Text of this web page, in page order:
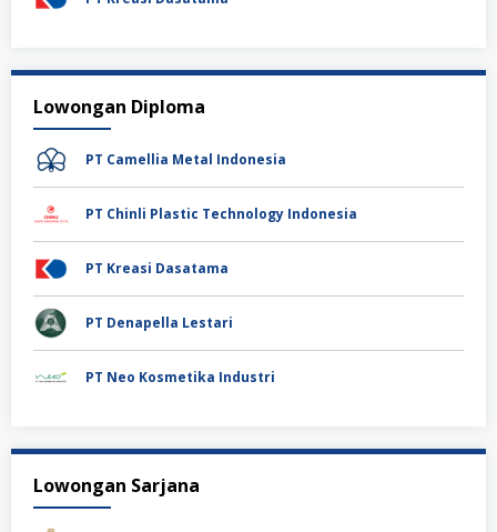
Lowongan Diploma
PT Camellia Metal Indonesia
PT Chinli Plastic Technology Indonesia
PT Kreasi Dasatama
PT Denapella Lestari
PT Neo Kosmetika Industri
Lowongan Sarjana